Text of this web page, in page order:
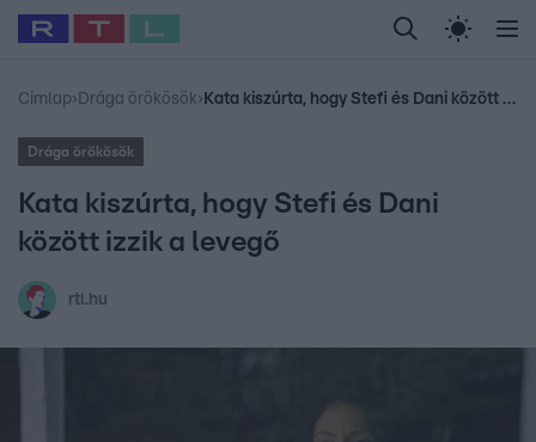
Legfrissebb RTL Híradó Randi Celeb vagyok,
Babits Marcella Most Wanted Gallusz
Címlap› Drága örökösök› Kata kiszúrta, hogy Stefi és Dani között izzik a levegő
Drága örökösök
Kata kiszúrta, hogy Stefi és Dani
között izzik a levegő
rtl.hu